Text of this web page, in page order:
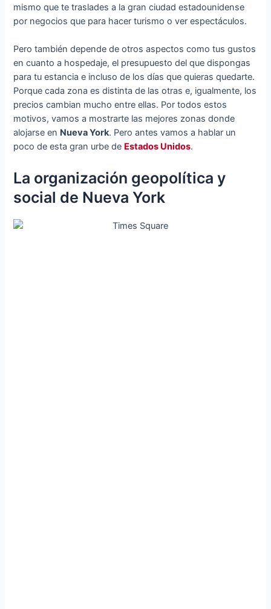
mismo que te traslades a la gran ciudad estadounidense
por negocios que para hacer turismo o ver espectáculos.
Pero también depende de otros aspectos como tus gustos
en cuanto a hospedaje, el presupuesto del que dispongas
para tu estancia e incluso de los días que quieras quedarte.
Porque cada zona es distinta de las otras e, igualmente, los
precios cambian mucho entre ellas. Por todos estos
motivos, vamos a mostrarte las mejores zonas donde
alojarse en Nueva York. Pero antes vamos a hablar un
poco de esta gran urbe de Estados Unidos.
La organización geopolítica y
social de Nueva York